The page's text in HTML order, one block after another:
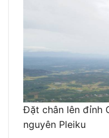
Đặt chân lên đỉnh
nguyên Pleiku